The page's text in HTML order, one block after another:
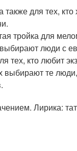
для тех,
тройка для
люди с
тех, кто любит
выбирают те